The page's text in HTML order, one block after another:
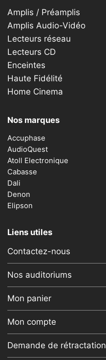
Amplis / Préamplis
Amplis Audio-Vidéo
Lecteurs réseau
Lecteurs CD
Enceintes
Haute Fidélité
Home Cinema
Nos marques
Accuphase
AudioQuest
Atoll Electronique
Cabasse
Dali
Denon
Elipson
Liens utiles
Contactez-nous
Nos auditoriums
Mon panier
Mon compte
Demande de rétractation